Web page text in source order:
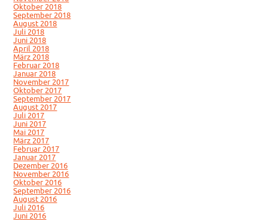
Oktober 2018
September 2018
August 2018
Juli 2018
Juni 2018
April 2018
März 2018
Februar 2018
Januar 2018
November 2017
Oktober 2017
September 2017
August 2017
Juli 2017
Juni 2017
Mai 2017
März 2017
Februar 2017
Januar 2017
Dezember 2016
November 2016
Oktober 2016
September 2016
August 2016
Juli 2016
Juni 2016